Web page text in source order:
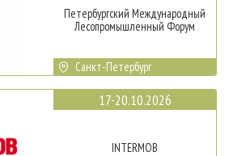
Петербургский Международный
Лесопромышленный Форум
Санкт-Петербург
17-20.10.2026
INTERMOB